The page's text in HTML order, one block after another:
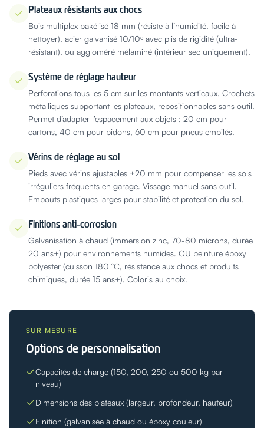
Plateaux résistants aux chocs
Bois multiplex bakélisé 18 mm (résiste à l’humidité, facile à
nettoyer), acier galvanisé 10/10ᵉ avec plis de rigidité (ultra-
résistant), ou aggloméré mélaminé (intérieur sec uniquement).
Système de réglage hauteur
Perforations tous les 5 cm sur les montants verticaux. Crochets
métalliques supportant les plateaux, repositionnables sans outil.
Permet d’adapter l’espacement aux objets : 20 cm pour
cartons, 40 cm pour bidons, 60 cm pour pneus empilés.
Vérins de réglage au sol
Pieds avec vérins ajustables ±20 mm pour compenser les sols
irréguliers fréquents en garage. Vissage manuel sans outil.
Embouts plastiques larges pour stabilité et protection du sol.
Finitions anti-corrosion
Galvanisation à chaud (immersion zinc, 70-80 microns, durée
20 ans+) pour environnements humides. OU peinture époxy
polyester (cuisson 180 °C, résistance aux chocs et produits
chimiques, durée 15 ans+). Coloris au choix.
SUR MESURE
Options de personnalisation
Capacités de charge (150, 200, 250 ou 500 kg par
niveau)
Dimensions des plateaux (largeur, profondeur, hauteur)
Finition (galvanisée à chaud ou époxy couleur)